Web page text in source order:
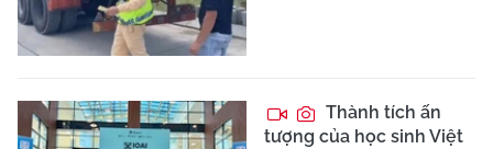
Thành tích ấn
tượng của học sinh Việt